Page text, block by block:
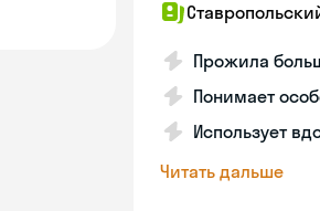
Прожила
Понимает
Использует
Читать дальше